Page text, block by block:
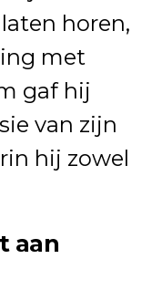
horen,
met
gaf hij
van zijn
hij zowel
aan